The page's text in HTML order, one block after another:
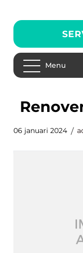
Menu
06 januari 2024